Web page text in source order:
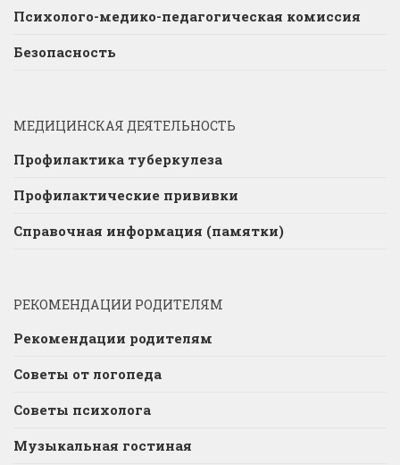
Психолого-медико-педагогическая комиссия
Безопасность
МЕДИЦИНСКАЯ ДЕЯТЕЛЬНОСТЬ
Профилактика туберкулеза
Профилактические прививки
Справочная информация (памятки)
РЕКОМЕНДАЦИИ РОДИТЕЛЯМ
Рекомендации родителям
Советы от логопеда
Советы психолога
Музыкальная гостиная